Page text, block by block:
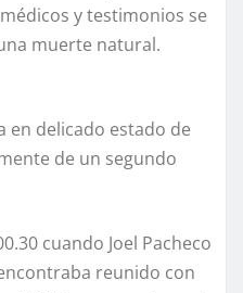
y testimonios se
muerte natural.
en delicado estado de
de un segundo
cuando Joel Pacheco
reunido con